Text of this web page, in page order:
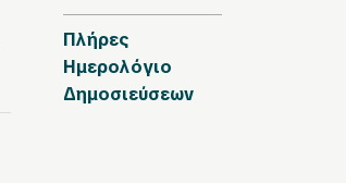
Πλήρες
Ημερολόγιο
Δημοσιεύσεων